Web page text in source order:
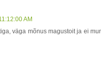
AM
väga mõnus magustoit ja ei